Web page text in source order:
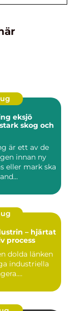
eksjö
skog och
är ett av de
innan ny
eller mark ska
– hjärtat
process
dolda länken
industriella